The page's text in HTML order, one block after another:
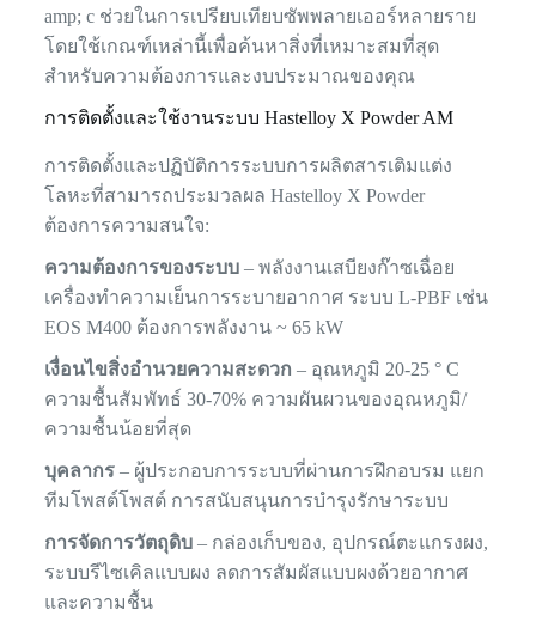
amp; c ช่วยในการเปรียบเทียบซัพพลายเออร์หลายราย
โดยใช้เกณฑ์เหล่านี้เพื่อค้นหาสิ่งที่เหมาะสมที่สุด
สำหรับความต้องการและงบประมาณของคุณ
การติดตั้งและใช้งานระบบ Hastelloy X Powder AM
การติดตั้งและปฏิบัติการระบบการผลิตสารเติมแต่ง
โลหะที่สามารถประมวลผล Hastelloy X Powder
ต้องการความสนใจ:
ความต้องการของระบบ– พลังงานเสบียงก๊าซเฉื่อย
เครื่องทำความเย็นการระบายอากาศ ระบบ L-PBF เช่น
EOS M400 ต้องการพลังงาน ~ 65 kW
เงื่อนไขสิ่งอำนวยความสะดวก – อุณหภูมิ 20-25 ° C
ความชื้นสัมพัทธ์ 30-70% ความผันผวนของอุณหภูมิ/
ความชื้นน้อยที่สุด
บุคลากร– ผู้ประกอบการระบบที่ผ่านการฝึกอบรม แยก
ทีมโพสต์โพสต์ การสนับสนุนการบำรุงรักษาระบบ
การจัดการวัตถุดิบ– กล่องเก็บของ, อุปกรณ์ตะแกรงผง,
ระบบรีไซเคิลแบบผง ลดการสัมผัสแบบผงด้วยอากาศ
และความชื้น